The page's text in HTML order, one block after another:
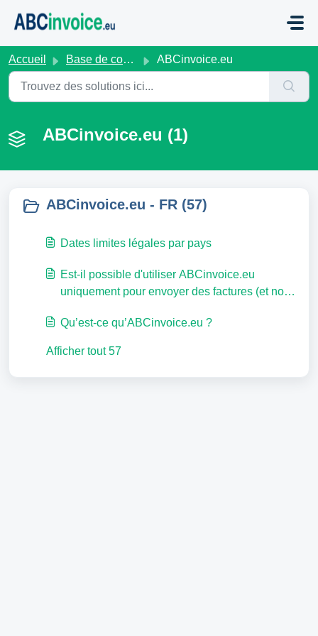
Accueil Base de connaissances ABCinvoice.eu
ABCinvoice.eu (1)
ABCinvoice.eu - FR (57)
Dates limites légales par pays
Est-il possible d'utiliser ABCinvoice.eu
uniquement pour envoyer des factures (et non
Qu’est-ce qu’ABCinvoice.eu ?
Afficher tout 57